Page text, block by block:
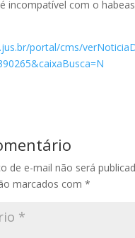
incompatível com o
portal/cms/
de e-mail não será
marcados com *